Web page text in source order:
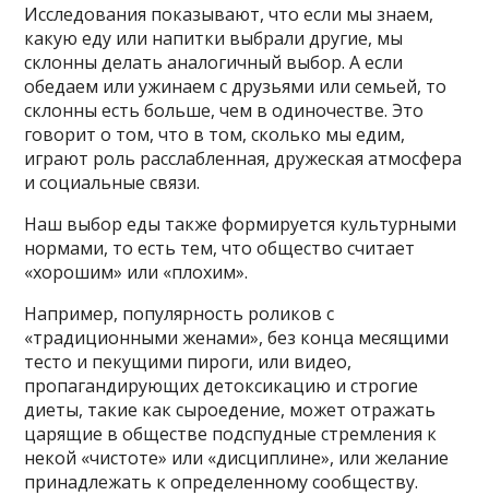
Исследования показывают, что если мы знаем,
какую еду или напитки выбрали другие, мы
склонны делать аналогичный выбор. А если
обедаем или ужинаем с друзьями или семьей, то
склонны есть больше, чем в одиночестве. Это
говорит о том, что в том, сколько мы едим,
играют роль расслабленная, дружеская атмосфера
и социальные связи.
Наш выбор еды также формируется культурными
нормами, то есть тем, что общество считает
«хорошим» или «плохим».
Например, популярность роликов с
«традиционными женами», без конца месящими
тесто и пекущими пироги, или видео,
пропагандирующих детоксикацию и строгие
диеты, такие как сыроедение, может отражать
царящие в обществе подспудные стремления к
некой «чистоте» или «дисциплине», или желание
принадлежать к определенному сообществу.